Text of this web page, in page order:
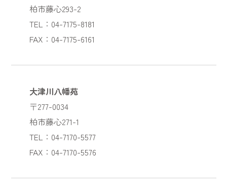
柏市藤心293-2
TEL：04-7175-8181
FAX：04-7175-6161
大津川八幡苑
〒277-0034
柏市藤心271-1
TEL：04-7170-5577
FAX：04-7170-5576